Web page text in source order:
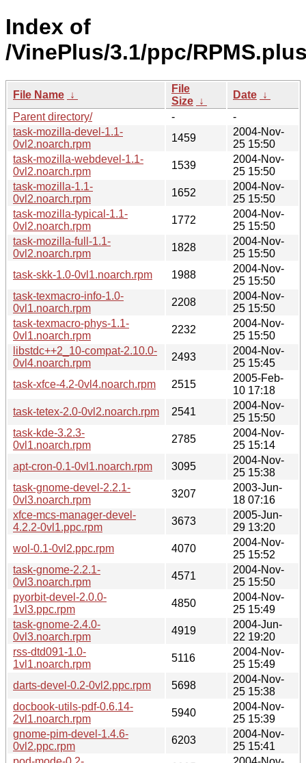
Index of
/VinePlus/3.1/ppc/
File Name ↓
File
Size ↓
Date ↓
Parent directory/
-
-
task-mozilla-devel-1.1-
0vl2.noarch.rpm
1459
2004-Nov-
25 15:50
task-mozilla-webdevel-1.1-
0vl2.noarch.rpm
1539
2004-Nov-
25 15:50
task-mozilla-1.1-
0vl2.noarch.rpm
1652
2004-Nov-
25 15:50
task-mozilla-typical-1.1-
0vl2.noarch.rpm
1772
2004-Nov-
25 15:50
task-mozilla-full-1.1-
0vl2.noarch.rpm
1828
2004-Nov-
25 15:50
task-skk-1.0-0vl1.noarch.rpm
1988
2004-Nov-
25 15:50
task-texmacro-info-1.0-
0vl1.noarch.rpm
2208
2004-Nov-
25 15:50
task-texmacro-phys-1.1-
0vl1.noarch.rpm
2232
2004-Nov-
25 15:50
libstdc++2_10-compat-2.10.0-
0vl4.noarch.rpm
2493
2004-Nov-
25 15:45
task-xfce-4.2-0vl4.noarch.rpm
2515
2005-Feb-
10 17:18
task-tetex-2.0-0vl2.noarch.rpm
2541
2004-Nov-
25 15:50
task-kde-3.2.3-
0vl1.noarch.rpm
2785
2004-Nov-
25 15:14
apt-cron-0.1-0vl1.noarch.rpm
3095
2004-Nov-
25 15:38
task-gnome-devel-2.2.1-
0vl3.noarch.rpm
3207
2003-Jun-
18 07:16
xfce-mcs-manager-devel-
4.2.2-0vl1.ppc.rpm
3673
2005-Jun-
29 13:20
wol-0.1-0vl2.ppc.rpm
4070
2004-Nov-
25 15:52
task-gnome-2.2.1-
0vl3.noarch.rpm
4571
2004-Nov-
25 15:50
pyorbit-devel-2.0.0-
1vl3.ppc.rpm
4850
2004-Nov-
25 15:49
task-gnome-2.4.0-
0vl3.noarch.rpm
4919
2004-Jun-
22 19:20
rss-dtd091-1.0-
1vl1.noarch.rpm
5116
2004-Nov-
25 15:49
darts-devel-0.2-0vl2.ppc.rpm
5698
2004-Nov-
25 15:38
docbook-utils-pdf-0.6.14-
2vl1.noarch.rpm
5940
2004-Nov-
25 15:39
gnome-pim-devel-1.4.6-
0vl2.ppc.rpm
6203
2004-Nov-
25 15:41